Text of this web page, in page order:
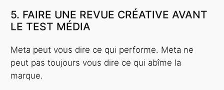
5. FAIRE UNE REVUE CRÉATIVE AVANT
LE TEST MÉDIA
Meta peut vous dire ce qui performe. Meta ne
peut pas toujours vous dire ce qui abîme la
marque.